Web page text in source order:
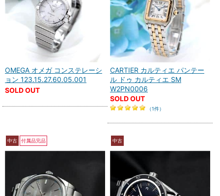
OMEGA オメガ コンステレーシ
ョン 123.15.27.60.05.001
SOLD OUT
CARTIER カルティエ パンテー
ル ドゥ カルティエ SM
W2PN0006
SOLD OUT
（1件）
中古 付属品完品 中古